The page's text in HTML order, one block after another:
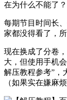
在为什么不能了
每期节目时间长
家都没得看了，
现在换成了分卷
大，但使用手机
解压教程参考”，
（如果实在嫌麻